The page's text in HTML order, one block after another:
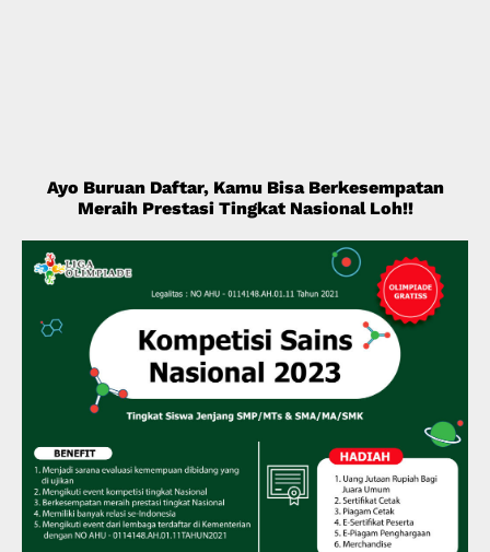
Ayo Buruan Daftar, Kamu Bisa Berkesempatan
Meraih Prestasi Tingkat Nasional Loh!!